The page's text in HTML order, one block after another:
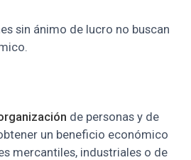
sin ánimo de lucro no buscan
de personas y de
un beneficio económico
mercantiles, industriales o de